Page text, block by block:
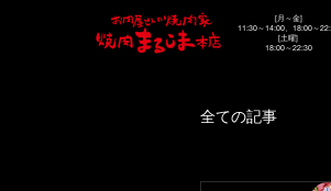
[月～金]
11:30～14:00、18:00～
[土曜]
18:00～22:30
全ての記事